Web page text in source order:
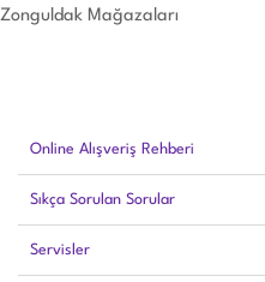
Online Alışveriş Rehberi
Sıkça Sorulan Sorular
Servisler
Zonguldak Mağazaları